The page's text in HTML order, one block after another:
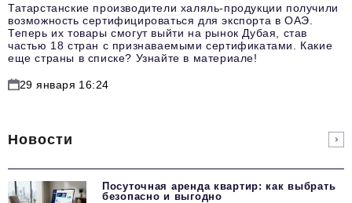
Татарстанские производители халяль-продукции получили
возможность сертифицироваться для экспорта в ОАЭ.
Теперь их товары смогут выйти на рынок Дубая, став
частью 18 стран с признаваемыми сертификатами. Какие
еще страны в списке? Узнайте в материале!
29 января 16:24
Новости
Посуточная аренда квартир: как выбрать
безопасно и выгодно